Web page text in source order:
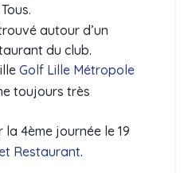
autour d’un
du club.
Golf Lille Métropole
toujours très
4ème journée le 19
Restaurant.